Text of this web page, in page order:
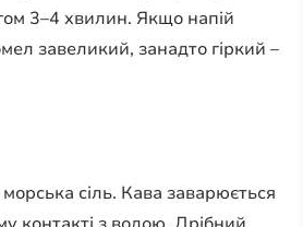
3–4 хвилин. Якщо напій
завеликий, занадто гіркий –
сіль. Кава заварюється